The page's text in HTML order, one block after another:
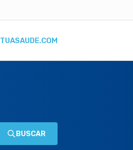
TUASAUDE.COM
BUSCAR